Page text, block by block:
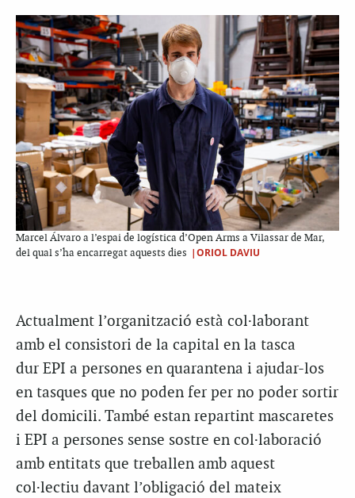
Marcel Álvaro a l’espai de logística d’Open Arms a Vilassar de Mar,
del qual s’ha encarregat aquests dies |ORIOL DAVIU
Actualment l’organització està col·laborant
amb el consistori de la capital en la tasca
dur EPI a persones en quarantena i ajudar-los
en tasques que no poden fer per no poder sortir
del domicili. També estan repartint mascaretes
i EPI a persones sense sostre en col·laboració
amb entitats que treballen amb aquest
col·lectiu davant l’obligació del mateix